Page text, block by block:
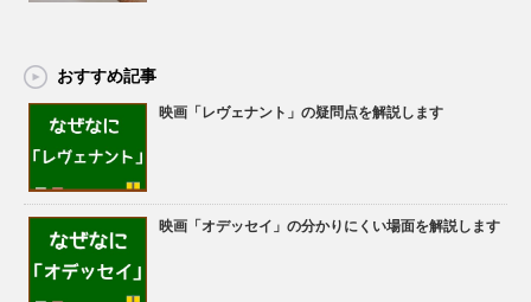
おすすめ記事
映画「レヴェナント」の疑問点を解説します
映画「オデッセイ」の分かりにくい場面を解説します